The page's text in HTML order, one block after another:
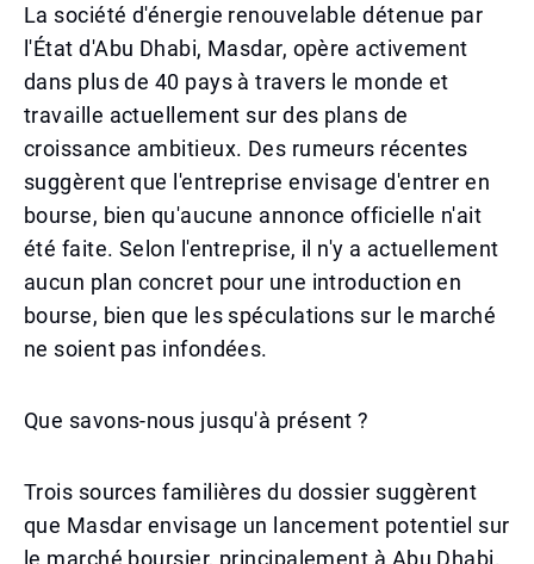
La société d'énergie renouvelable détenue par
l'État d'Abu Dhabi, Masdar, opère activement
dans plus de 40 pays à travers le monde et
travaille actuellement sur des plans de
croissance ambitieux. Des rumeurs récentes
suggèrent que l'entreprise envisage d'entrer en
bourse, bien qu'aucune annonce officielle n'ait
été faite. Selon l'entreprise, il n'y a actuellement
aucun plan concret pour une introduction en
bourse, bien que les spéculations sur le marché
ne soient pas infondées.
Que savons-nous jusqu'à présent ?
Trois sources familières du dossier suggèrent
que Masdar envisage un lancement potentiel sur
le marché boursier, principalement à Abu Dhabi.